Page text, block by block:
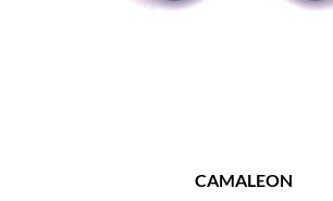
CAMALEON